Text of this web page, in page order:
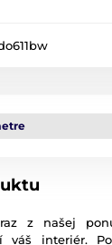
z našej
váš interiér.